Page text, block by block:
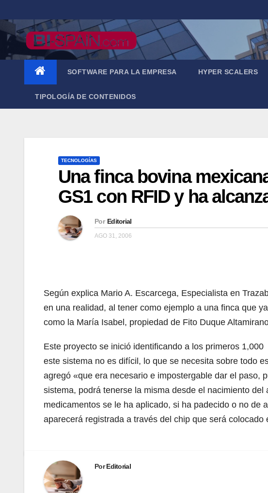
al
contenido
SOFTWARE PARA LA EMPRESA HYPER SCALERS
TIPOLOGÍA DE CONTENIDOS
TECNOLOGÍAS
Una finca bovina
GS1 con RFID y ha
Por Editorial
AGO 31, 2006
Según explica Mario A. Escarcega, Especialista en
en una realidad, al tener como ejemplo a una finca que
como la María Isabel, propiedad de Fito Duque
Este proyecto se inició identificando a los primeros
este sistema no es difícil, lo que se necesita sobre todo
agregó «que era necesario e impostergable dar el paso,
sistema, podrá tenerse la misma desde el nacimiento
medicamentos se le ha aplicado, si ha padecido o no de
aparecerá registrada a través del chip que será colocado
PorEditorial